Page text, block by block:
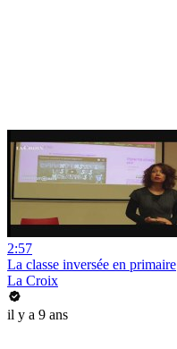
2:57
La classe inversée en primaire
La Croix
il y a 9 ans